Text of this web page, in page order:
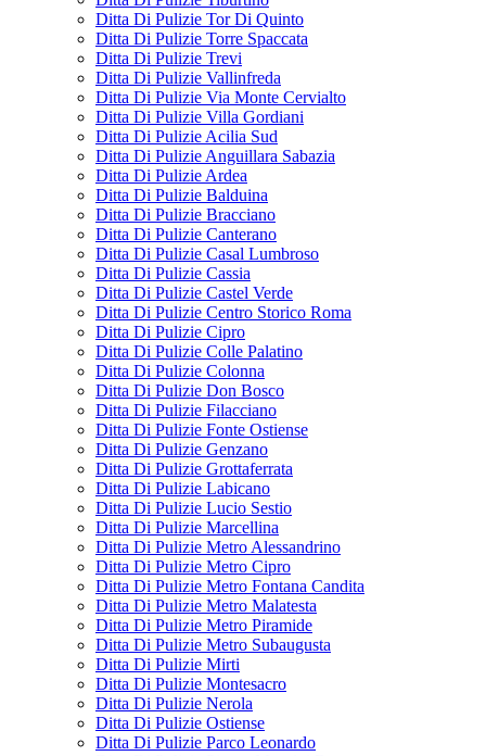
Ditta Di Pulizie Tor Di Quinto
Ditta Di Pulizie Torre Spaccata
Ditta Di Pulizie Trevi
Ditta Di Pulizie Vallinfreda
Ditta Di Pulizie Via Monte Cervialto
Ditta Di Pulizie Villa Gordiani
Ditta Di Pulizie Acilia Sud
Ditta Di Pulizie Anguillara Sabazia
Ditta Di Pulizie Ardea
Ditta Di Pulizie Balduina
Ditta Di Pulizie Bracciano
Ditta Di Pulizie Canterano
Ditta Di Pulizie Casal Lumbroso
Ditta Di Pulizie Cassia
Ditta Di Pulizie Castel Verde
Ditta Di Pulizie Centro Storico Roma
Ditta Di Pulizie Cipro
Ditta Di Pulizie Colle Palatino
Ditta Di Pulizie Colonna
Ditta Di Pulizie Don Bosco
Ditta Di Pulizie Filacciano
Ditta Di Pulizie Fonte Ostiense
Ditta Di Pulizie Genzano
Ditta Di Pulizie Grottaferrata
Ditta Di Pulizie Labicano
Ditta Di Pulizie Lucio Sestio
Ditta Di Pulizie Marcellina
Ditta Di Pulizie Metro Alessandrino
Ditta Di Pulizie Metro Cipro
Ditta Di Pulizie Metro Fontana Candita
Ditta Di Pulizie Metro Malatesta
Ditta Di Pulizie Metro Piramide
Ditta Di Pulizie Metro Subaugusta
Ditta Di Pulizie Mirti
Ditta Di Pulizie Montesacro
Ditta Di Pulizie Nerola
Ditta Di Pulizie Ostiense
Ditta Di Pulizie Parco Leonardo